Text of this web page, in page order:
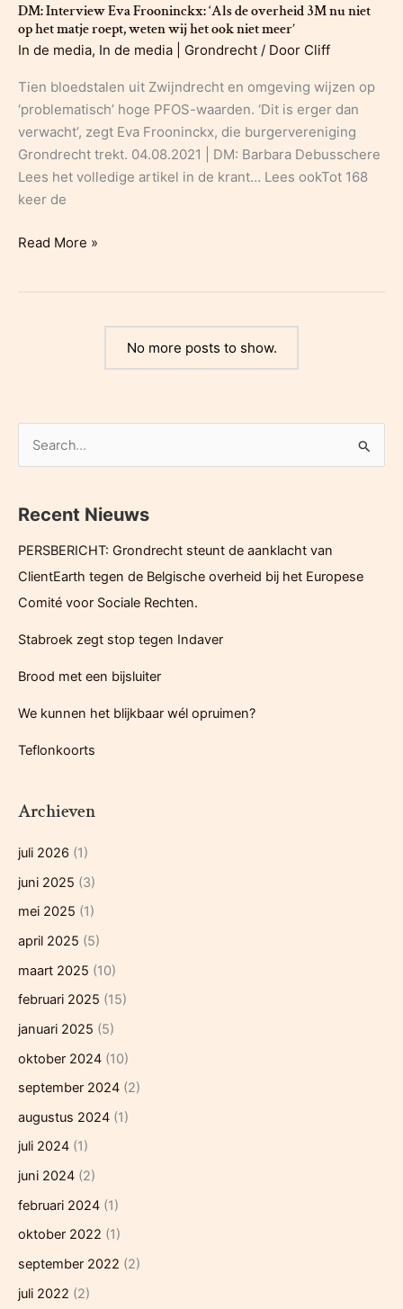
DM: Interview Eva Frooninckx: ‘Als de overheid 3M nu niet
op het matje roept, weten wij het ook niet meer’
In de media, In de media | Grondrecht / Door Cliff
Tien bloedstalen uit Zwijndrecht en omgeving wijzen op
‘problematisch’ hoge PFOS-waarden. ‘Dit is erger dan
verwacht’, zegt Eva Frooninckx, die burgervereniging
Grondrecht trekt. 04.08.2021 | DM: Barbara Debusschere
Lees het volledige artikel in de krant… Lees ookTot 168
keer de
DM:
nu
niet
op
matje
weten
wij
het
niet
meer’
Read More »
No more posts to show.
k
a
r
Recent Nieuws
PERSBERICHT: Grondrecht steunt de aanklacht van
ClientEarth tegen de Belgische overheid bij het Europese
Comité voor Sociale Rechten.
Stabroek zegt stop tegen Indaver
Brood met een bijsluiter
We kunnen het blijkbaar wél opruimen?
Teflonkoorts
Archieven
juli 2026 (1)
juni 2025 (3)
mei 2025 (1)
april 2025 (5)
maart 2025 (10)
februari 2025 (15)
januari 2025 (5)
oktober 2024 (10)
september 2024 (2)
augustus 2024 (1)
juli 2024 (1)
juni 2024 (2)
februari 2024 (1)
oktober 2022 (1)
september 2022 (2)
juli 2022 (2)